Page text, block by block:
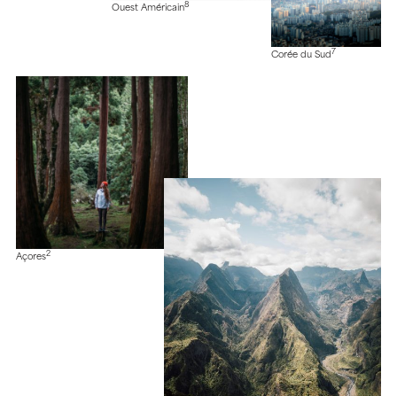
Ouest Américain8
Corée du Sud 7
Açores2